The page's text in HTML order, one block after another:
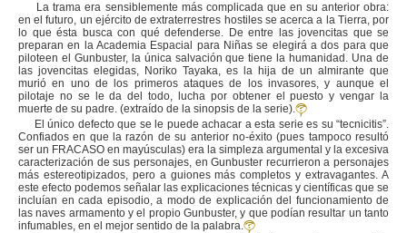
La trama era sensiblemente más complicada que en su anterior obra:
en el futuro, un ejército de extraterrestres hostiles se acerca a la Tierra, por
lo que ésta busca con qué defenderse. De entre las jovencitas que se
preparan en la Academia Espacial para Niñas se elegirá a dos para que
piloteen el Gunbuster, la única salvación que tiene la humanidad. Una de
las jovencitas elegidas, Noriko Tayaka, es la hija de un almirante que
murió en uno de los primeros ataques de los invasores, y aunque el
pilotaje no se le da del todo, lucha por obtener el puesto y vengar la
muerte de su padre. (extraído de la sinopsis de la serie).
El único defecto que se le puede achacar a esta serie es su “tecnicitis”.
Confiados en que la razón de su anterior no-éxito (pues tampoco resultó
ser un FRACASO en mayúsculas) era la simpleza argumental y la excesiva
caracterización de sus personajes, en Gunbuster recurrieron a personajes
más estereotipizados, pero a guiones más completos y extravagantes. A
este efecto podemos señalar las explicaciones técnicas y científicas que se
incluían en cada episodio, a modo de explicación del funcionamiento de
las naves armamento y el propio Gunbuster, y que podían resultar un tanto
infumables, en el mejor sentido de la palabra.